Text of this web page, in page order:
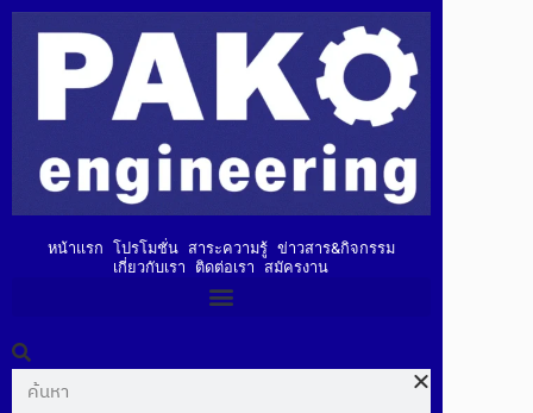
หน้าแรก โปรโมชั่น สาระความรู้ ข่าวสาร&กิจกรรม
เกี่ยวกับเรา
ติดต่อเรา สมัครงาน